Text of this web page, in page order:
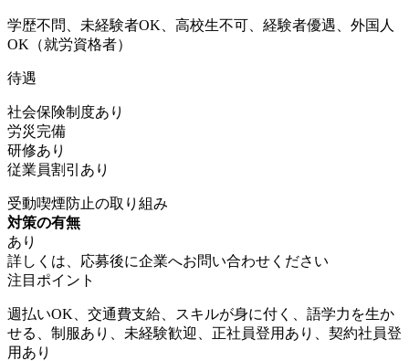
学歴不問、未経験者OK、高校生不可、経験者優遇、外国人
OK（就労資格者）
待遇
社会保険制度あり
労災完備
研修あり
従業員割引あり
受動喫煙防止の取り組み
対策の有無
あり
詳しくは、応募後に企業へお問い合わせください
注目ポイント
週払いOK、交通費支給、スキルが身に付く、語学力を生か
せる、制服あり、未経験歓迎、正社員登用あり、契約社員登
用あり